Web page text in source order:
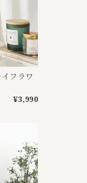
フラワ
¥3,990